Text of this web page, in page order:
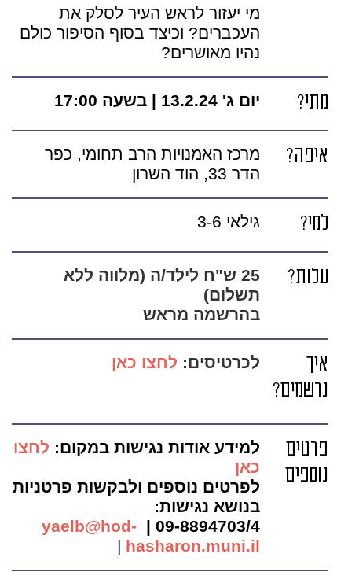
מי יעזור לראש העיר לסלק את
העכברים? וכיצד בסוף הסיפור כולם
נהיו מאושרים?
מתי? יום ג' 13.2.24 | בשעה 17:00
איפה?
מרכז האמנויות הרב תחומי, כפר
הדר 33, הוד השרון
למי? גילאי 3-6
עלות?
25 ש"ח לילד/ה (מלווה ללא
תשלום)
בהרשמה מראש
איך
נרשמים?
לכרטיסים: לחצו כאן
פרטים
נוספים
למידע אודות נגישות במקום: לחצו
כאן
לפרטים נוספים ולבקשות פרטניות
בנושא נגישות:
09-8894703/4 |
yaelb@hod-
hasharon.muni.il
|